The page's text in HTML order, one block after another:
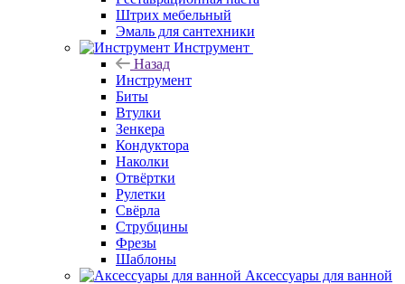
Штрих мебельный
Эмаль для сантехники
Инструмент
Назад
Инструмент
Биты
Втулки
Зенкера
Кондуктора
Наколки
Отвёртки
Рулетки
Свёрла
Струбцины
Фрезы
Шаблоны
Аксессуары для ванной